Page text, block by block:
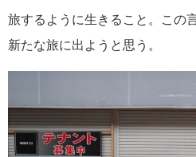
旅するように生きること。この
新たな旅に出ようと思う。